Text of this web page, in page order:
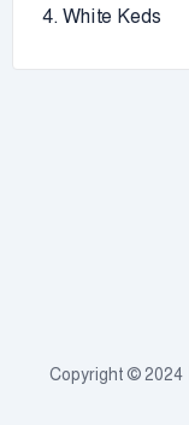
4. White Keds
Copyright © 2024